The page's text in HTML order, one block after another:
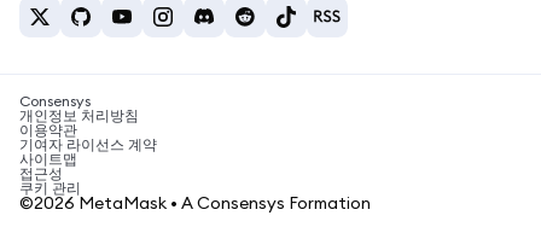
ETH를 USDT로 환전
USDT 매수
SHIB 매수
BNB 매수
암호화폐 세금 뉴스
암호화폐 매수 방법
비트코인 매도 방법
Consensys
개인정보 처리방침
이용약관
기여자 라이선스 계약
사이트맵
접근성
쿠키 관리
©2026 MetaMask • A Consensys Formation